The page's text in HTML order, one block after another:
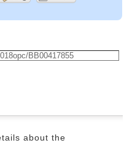
about the